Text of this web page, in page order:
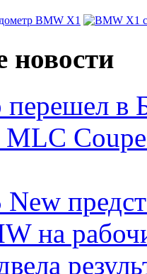
новости
перешел
MLC
на